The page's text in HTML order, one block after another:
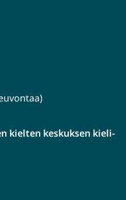
kielten keskuksen kieli-